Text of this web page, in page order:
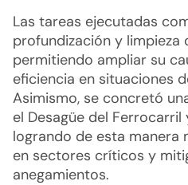
Las tareas ejecutadas
profundización y limpieza
permitiendo ampliar su
eficiencia en situaciones
Asimismo, se concretó
el Desagüe del Ferrocarril
logrando de esta manera
en sectores críticos y
anegamientos.